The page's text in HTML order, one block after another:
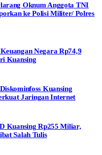
Oknum Anggota TNI
ke Polisi Militer/ Polres
Negara Rp74,9
Kuansing
Kuansing
Jaringan Internet
Kuansing Rp255 Miliar,
Salah Tulis